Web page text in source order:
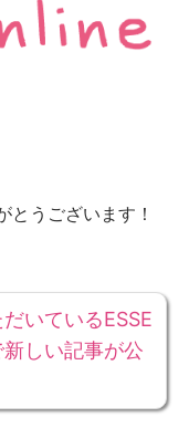
とうございます！
いているESSE
しい記事が公